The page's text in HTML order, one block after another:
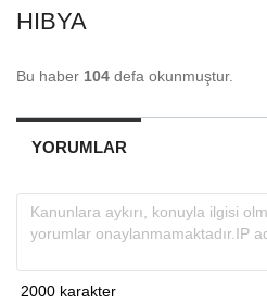
HIBYA
Bu haber 104 defa okunmuştur.
YORUMLAR